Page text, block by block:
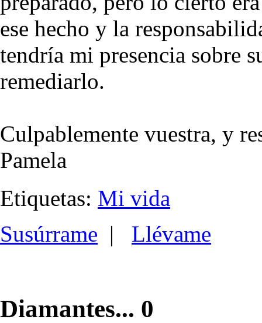
ese hecho y la
tendría mi presencia sobre
remediarlo.
Culpablemente vuestra, y
Pamela
Etiquetas: Mi vida
Susúrrame | Llévame
Diamantes... 0